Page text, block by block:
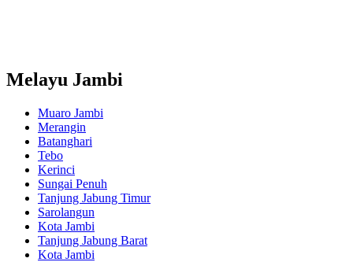
Melayu Jambi
Muaro Jambi
Merangin
Batanghari
Tebo
Kerinci
Sungai Penuh
Tanjung Jabung Timur
Sarolangun
Kota Jambi
Tanjung Jabung Barat
Kota Jambi